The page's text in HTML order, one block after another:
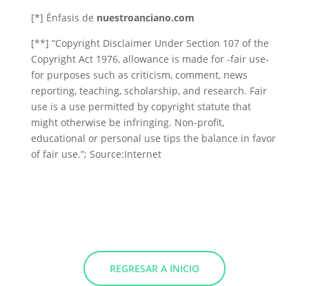
[*] Énfasis de nuestroanciano.com
[**] “Copyright Disclaimer Under Section 107 of the
Copyright Act 1976, allowance is made for -fair use-
for purposes such as criticism, comment, news
reporting, teaching, scholarship, and research. Fair
use is a use permitted by copyright statute that
might otherwise be infringing. Non-profit,
educational or personal use tips the balance in favor
of fair use.”; Source:Internet
REGRESAR A INICIO